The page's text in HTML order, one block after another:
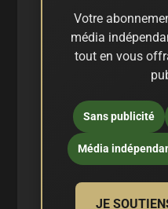
Votre
média
tout en vous
Sans publicité
Média
JE